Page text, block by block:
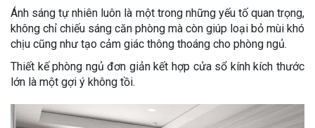
Ánh sáng tự nhiên luôn là một trong những yếu tố quan trọng,
không chỉ chiếu sáng căn phòng mà còn giúp loại bỏ mùi khó
chịu cũng như tạo cảm giác thông thoáng cho phòng ngủ.
Thiết kế phòng ngủ đơn giản kết hợp cửa sổ kính kích thước
lớn là một gợi ý không tồi.